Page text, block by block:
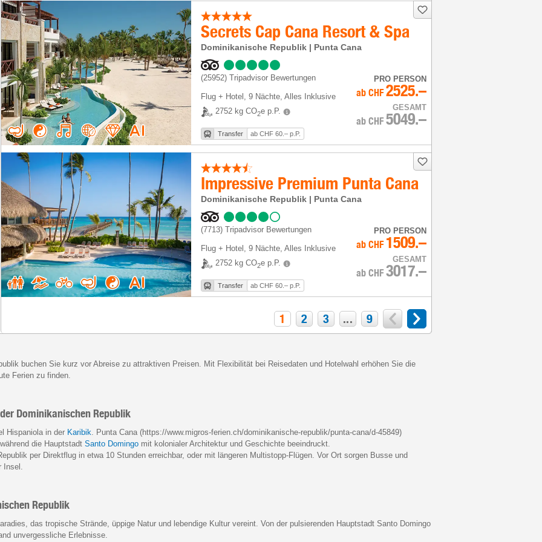
Secrets Cap Cana Resort & Spa
Dominikanische Republik | Punta Cana
(25952) Tripadvisor Bewertungen
Flug + Hotel , 9 Nächte, Alles Inklusive
2752 kg CO2e p.P.
Transfer ab CHF 60.– p.P.
PRO PERSON
ab CHF 2525.–
GESAMT
ab CHF 5049.–
Impressive Premium Punta Cana
Dominikanische Republik | Punta Cana
(7713) Tripadvisor Bewertungen
Flug + Hotel , 9 Nächte, Alles Inklusive
2752 kg CO2e p.P.
Transfer ab CHF 60.– p.P.
PRO PERSON
ab CHF 1509.–
GESAMT
ab CHF 3017.–
1 2 3 ... 9
buchen Sie kurz vor Abreise zu attraktiven Preisen. Mit Flexibilität bei Reisedaten und Hotelwahl erhöhen Sie die
Ferien zu finden.
Dominikanischen Republik
Hispaniola in der Karibik. Punta Cana (https://www.migros-ferien.ch/dominikanische-republik/punta-cana/d-45849)
die Hauptstadt Santo Domingo mit kolonialer Architektur und Geschichte beeindruckt.
per Direktflug in etwa 10 Stunden erreichbar, oder mit längeren Multistopp-Flügen. Vor Ort sorgen Busse und
Insel.
Republik
das tropische Strände, üppige Natur und lebendige Kultur vereint. Von der pulsierenden Hauptstadt Santo Domingo
unvergessliche Erlebnisse.